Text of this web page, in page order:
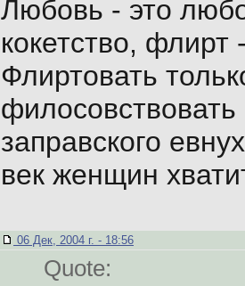
Любовь - это
кокетство, флирт
Флиртовать
заправского
век женщин
06 Дек, 2004 г. - 18:56
Quote: